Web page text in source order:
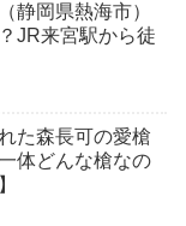
静岡県熱海市）
JR来宮駅から徒
た森長可の愛槍
体どんな槍なの